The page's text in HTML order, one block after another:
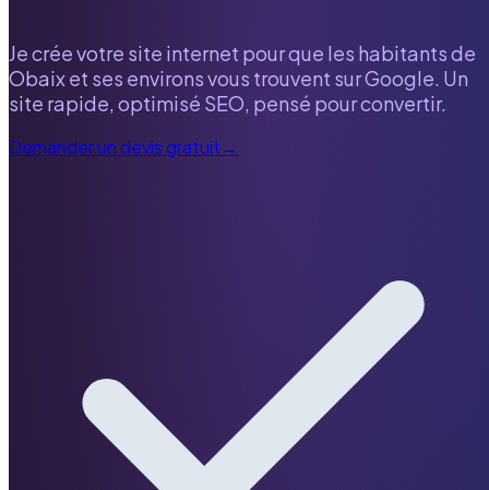
Je crée votre site internet pour que les habitants de
Obaixet ses environs vous trouvent sur Google. Un
site rapide, optimisé SEO, pensé pour convertir.
Demander un devis gratuit→